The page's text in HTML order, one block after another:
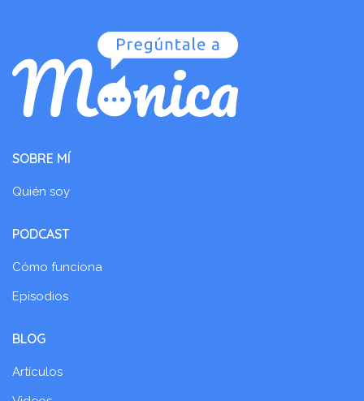
SOBRE MÍ
Quién soy
PODCAST
Cómo funciona
Episodios
BLOG
Artículos